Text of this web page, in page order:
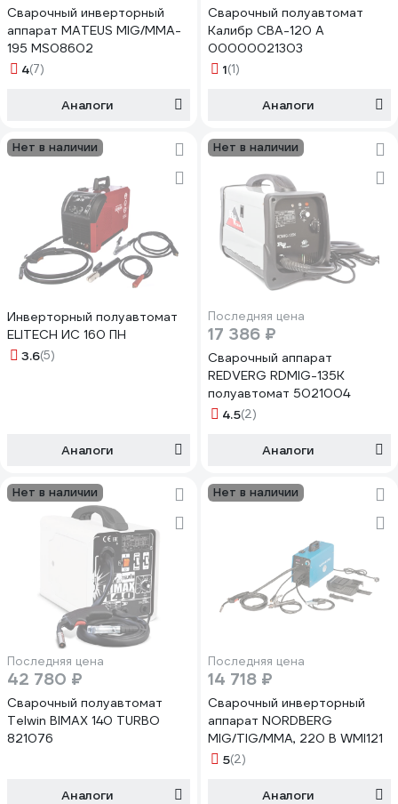
Сварочный инверторный
аппарат MATEUS MIG/MMA-
195 MS08602
4(7)
Аналоги
Сварочный полуавтомат
Калибр СВА-120 А
00000021303
1(1)
Аналоги
Нет в наличии
Инверторный полуавтомат
ELITECH ИС 160 ПН
3.6(5)
Аналоги
Нет в наличии
Последняя цена
17 386 ₽
Сварочный аппарат
REDVERG RDMIG-135K
полуавтомат 5021004
4.5(2)
Аналоги
Нет в наличии
Последняя цена
42 780 ₽
Сварочный полуавтомат
Telwin BIMAX 140 TURBO
821076
Аналоги
Нет в наличии
Последняя цена
14 718 ₽
Сварочный инверторный
аппарат NORDBERG
MIG/TIG/MMA, 220 В WMI121
5(2)
Аналоги